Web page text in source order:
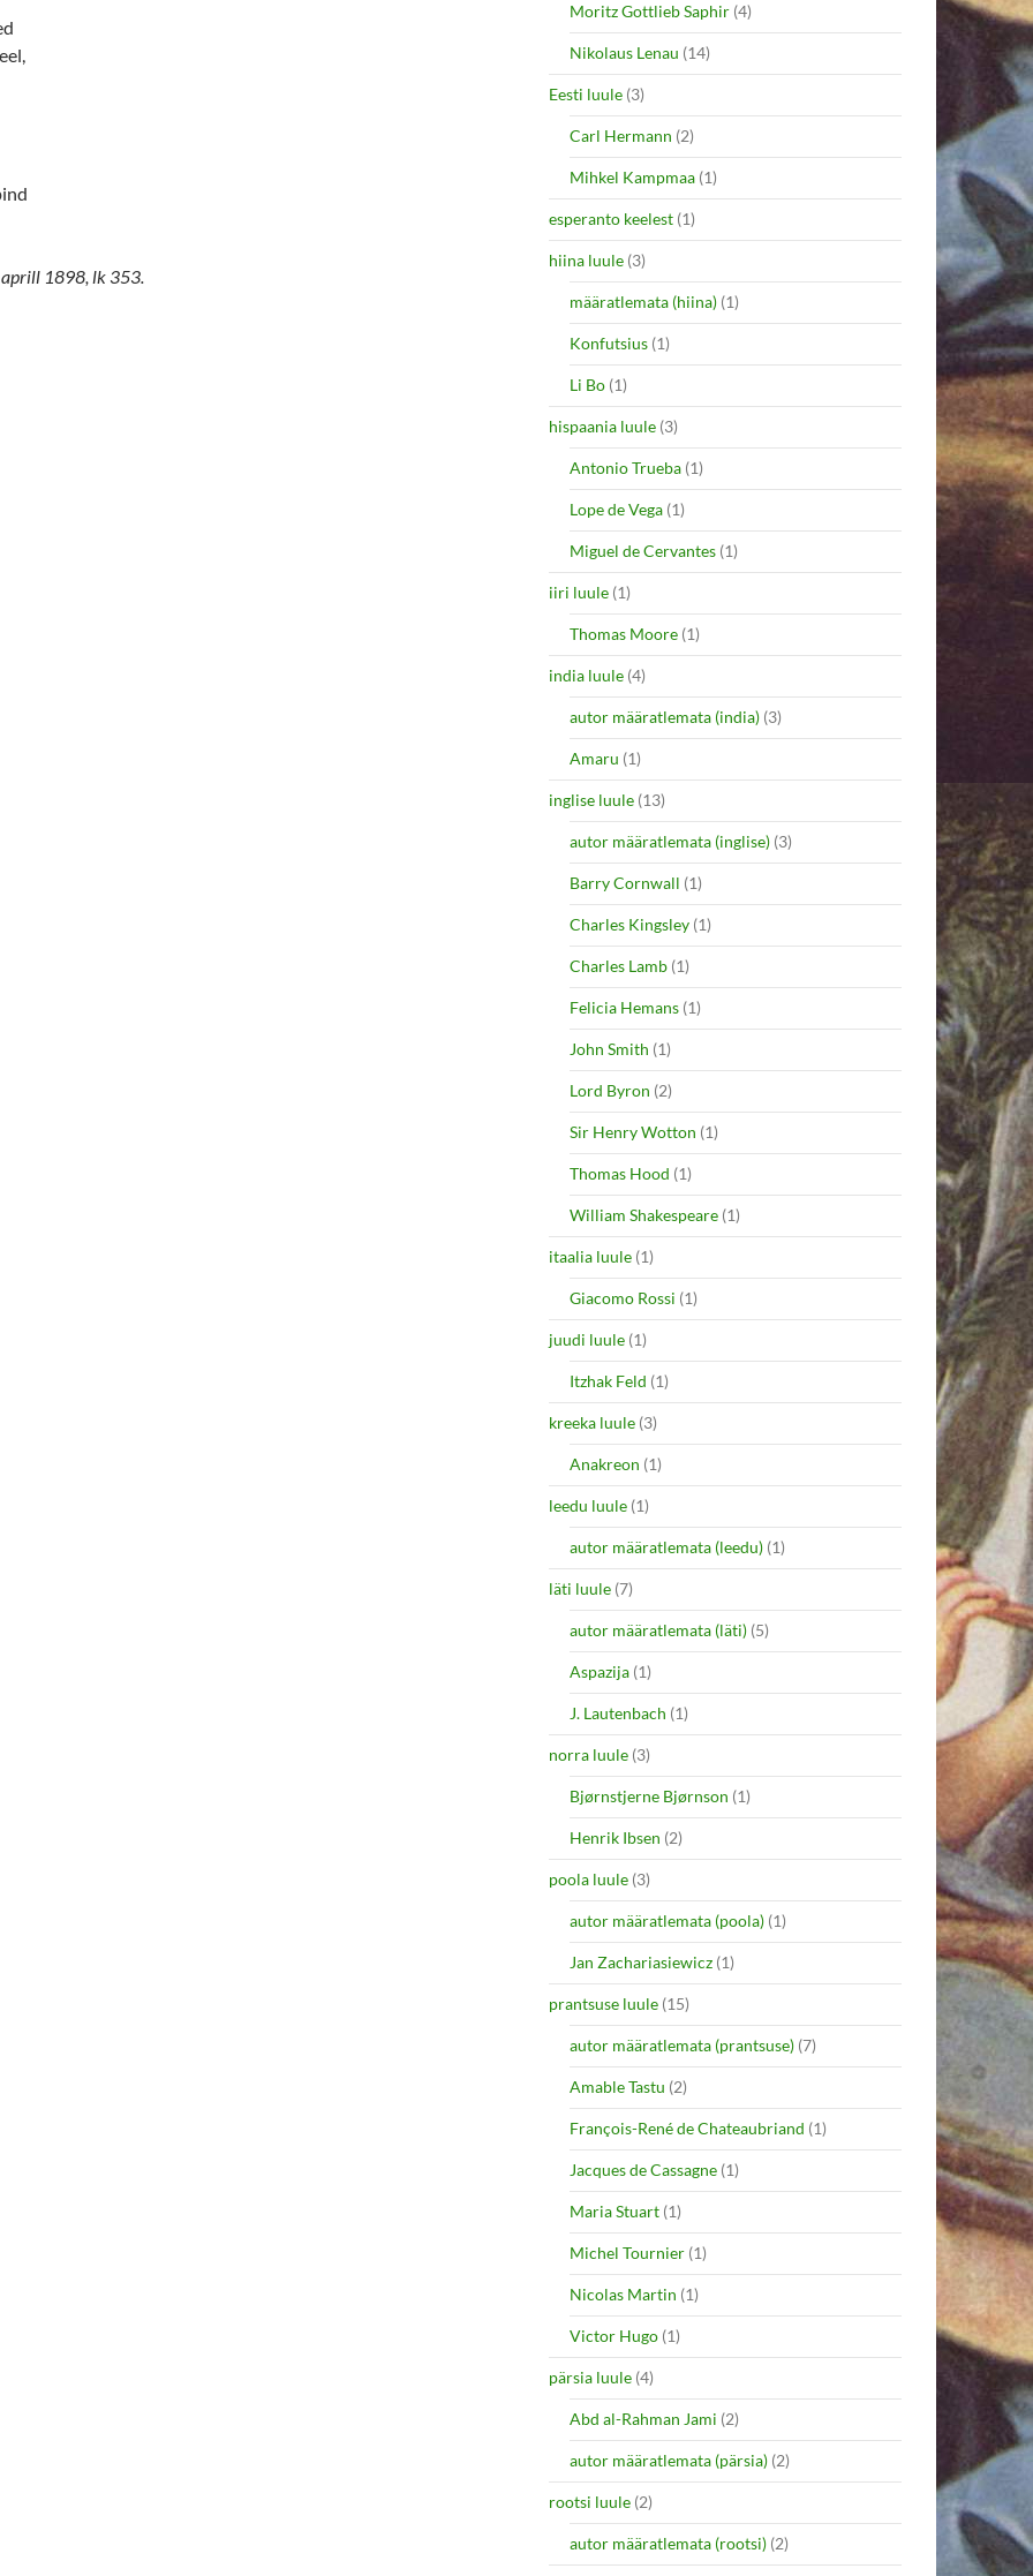
1898, lk 353.
Moritz Gottlieb Saphir (4)
Nikolaus Lenau (14)
Eesti luule (3)
Carl Hermann (2)
Mihkel Kampmaa (1)
esperanto keelest (1)
hiina luule (3)
määratlemata (hiina) (1)
Konfutsius (1)
Li Bo (1)
hispaania luule (3)
Antonio Trueba (1)
Lope de Vega (1)
Miguel de Cervantes (1)
iiri luule (1)
Thomas Moore (1)
india luule (4)
autor määratlemata (india) (3)
Amaru (1)
inglise luule (13)
autor määratlemata (inglise) (3)
Barry Cornwall (1)
Charles Kingsley (1)
Charles Lamb (1)
Felicia Hemans (1)
John Smith (1)
Lord Byron (2)
Sir Henry Wotton (1)
Thomas Hood (1)
William Shakespeare (1)
itaalia luule (1)
Giacomo Rossi (1)
juudi luule (1)
Itzhak Feld (1)
kreeka luule (3)
Anakreon (1)
leedu luule (1)
autor määratlemata (leedu) (1)
läti luule (7)
autor määratlemata (läti) (5)
Aspazija (1)
J. Lautenbach (1)
norra luule (3)
Bjørnstjerne Bjørnson (1)
Henrik Ibsen (2)
poola luule (3)
autor määratlemata (poola) (1)
Jan Zachariasiewicz (1)
prantsuse luule (15)
autor määratlemata (prantsuse) (7)
Amable Tastu (2)
François-René de Chateaubriand (1)
Jacques de Cassagne (1)
Maria Stuart (1)
Michel Tournier (1)
Nicolas Martin (1)
Victor Hugo (1)
pärsia luule (4)
Abd al-Rahman Jami (2)
autor määratlemata (pärsia) (2)
rootsi luule (2)
autor määratlemata (rootsi) (2)